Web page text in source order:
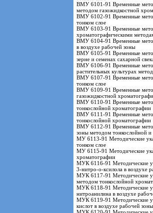
ВМУ 6101-91 Временные
методом газожидкостной
ВМУ 6102-91 Временные
тонком слое
ВМУ 6103-91 Временные
хроматографическими
ВМУ 6104-91 Временные
в воздухе рабочей зоны
ВМУ 6105-91 Временные
зерне и семенах сахарной
ВМУ 6106-91 Временные
растительных культурах
ВМУ 6107-91 Временные
тонком слое
ВМУ 6109-91 Временные
газожидкостной
ВМУ 6110-91 Временные
тонкослойной хроматографии
ВМУ 6111-91 Временные
тонкослойной хроматографии
ВМУ 6112-91 Временные
зоны методом тонкослойной
МУ 6113-91 Методические
тонком слое
МУ 6115-91 Методические
хроматографии
МУК 6116-91 Методические
3-нитро-о-ксилола в воздухе
МУК 6117-91 Методические
методом тонкослойной
МУК 6118-91 Методические
нитроанилина в воздухе
МУК 6119-91 Методические
кислот в воздухе рабочей